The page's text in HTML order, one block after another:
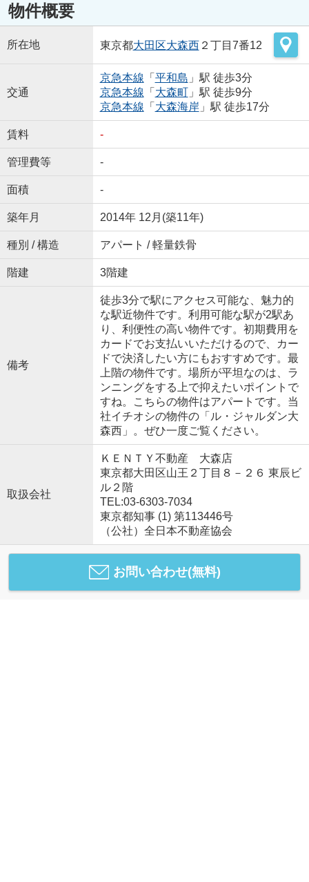
物件概要
所在地 東京都大田区大森西２丁目7番12
交通
京急本線 「 平和島 」駅 徒歩3分
京急本線 「 大森町」駅 徒歩9分
京急本線 「 大森海岸 」駅 徒歩17分
賃料 -
管理費等 -
面積 -
築年月 2014年 12月(築11年)
種別 / 構造 アパート / 軽量鉄骨
階建 3階建
備考
徒歩3分で駅にアクセス可能な、魅力的
な駅近物件です。利用可能な駅が2駅あ
り、利便性の高い物件です。初期費用を
カードでお支払いいただけるので、カー
ドで決済したい方にもおすすめです。最
上階の物件です。場所が平坦なのは、ラ
ンニングをする上で抑えたいポイントで
すね。こちらの物件はアパートです。当
社イチオシの物件の「ル・ジャルダン大
森西」。ぜひ一度ご覧ください。
取扱会社
ＫＥＮＴＹ不動産 大森店
東京都大田区山王２丁目８－２６ 東辰ビ
ル２階
TEL:03-6303-7034
東京都知事 (1) 第113446号
（公社）全日本不動産協会
お問い合わせ(無料)